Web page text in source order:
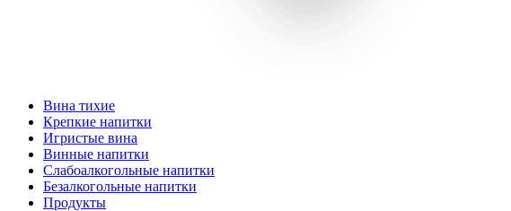
Вина тихие
Крепкие напитки
Игристые вина
Винные напитки
Слабоалкогольные напитки
Безалкогольные напитки
Продукты